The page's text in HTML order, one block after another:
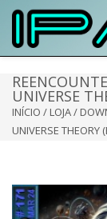
UNIVERSE
INÍCIO / LOJA/
UNIVERSE THEORY